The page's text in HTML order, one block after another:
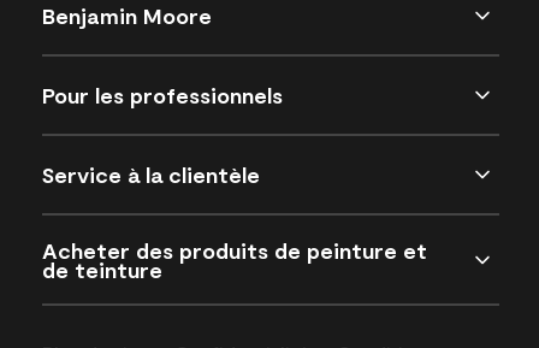
Benjamin Moore
Pour les professionnels
Service à la clientèle
Acheter des produits de peinture et
de teinture